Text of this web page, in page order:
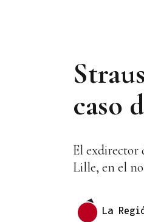
caso
El exdirector
Lille, en el
La